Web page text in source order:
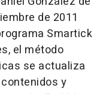
de 2011
Smartick
el método
se actualiza
y